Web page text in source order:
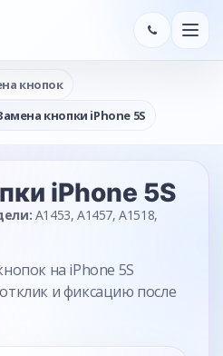
кнопок
кнопки iPhone 5S
iPhone 5S
A1453, A1457, A1518,
на iPhone 5S
и фиксацию после